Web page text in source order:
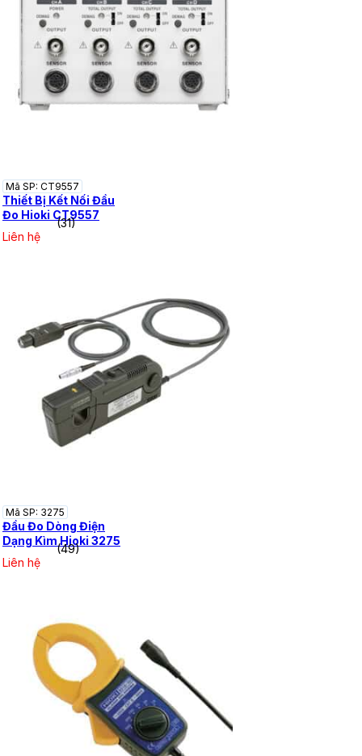
Mã SP: CT9557
Thiết Bị Kết Nối Đầu
Đo Hioki CT9557
(31)
Liên hệ
Mã SP: 3275
Đầu Đo Dòng Điện
Dạng Kìm Hioki 3275
(49)
Liên hệ